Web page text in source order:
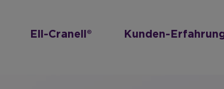
Ell-Cranell® Kunden-